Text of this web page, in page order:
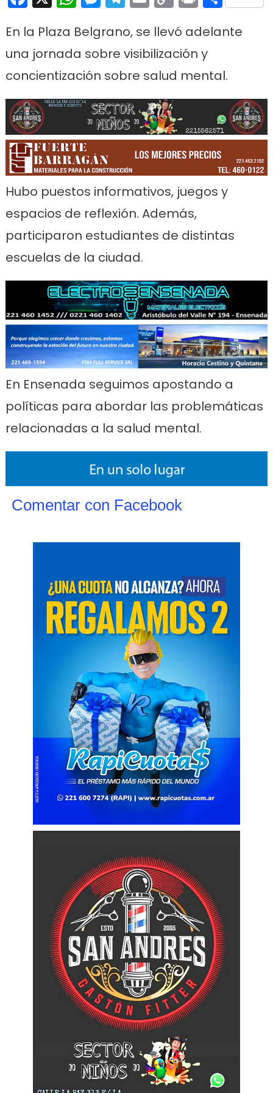
Link
En la Plaza Belgrano, se llevó adelante
una jornada sobre visibilización y
concientización sobre salud mental.
Hubo puestos informativos, juegos y
espacios de reflexión. Además,
participaron estudiantes de distintas
escuelas de la ciudad.
En Ensenada seguimos apostando a
políticas para abordar las problemáticas
relacionadas a la salud mental.
Comentar con Facebook